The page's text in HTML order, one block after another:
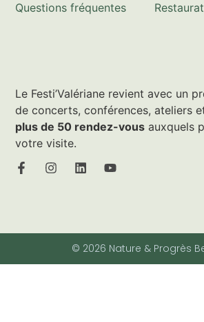
Le Festi’Valériane revient avec un
de concerts, conférences, ateliers
plus de 50 rendez-vous auxquels
votre visite.
Questions fréquentes
© 2026 Nature & Progrès